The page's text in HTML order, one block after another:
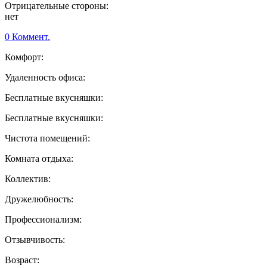
Отрицательные стороны:
нет
0 Коммент.
Комфорт:
Удаленность офиса:
Бесплатные вкусняшки:
Бесплатные вкусняшки:
Чистота помещений:
Комната отдыха:
Коллектив:
Дружелюбность:
Профессионализм:
Отзывчивость:
Возраст: